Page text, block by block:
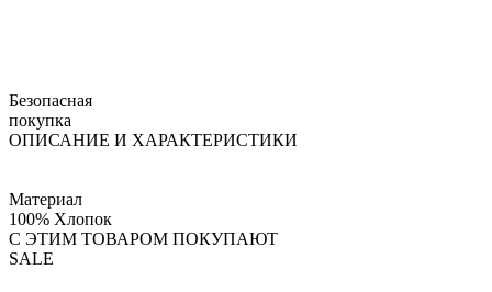
Безопасная
покупка
ОПИСАНИЕ И ХАРАКТЕРИСТИКИ
Материал
100% Хлопок
С ЭТИМ ТОВАРОМ ПОКУПАЮТ
SALE